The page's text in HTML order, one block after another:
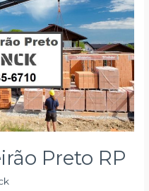
Preto RP